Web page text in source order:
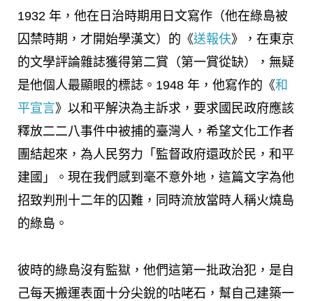
1932 年，他在日治時期用日文寫作（他在綠島被
囚禁時期，才開始學漢文）的《送報伕》，在東京
的文學評論雜誌獲得第二賞（第一賞從缺），無疑
是他個人最顯眼的標誌。1948 年，他寫作的《和
平宣言》以和平解決為主訴求，要求國民政府應該
釋放二二八事件中被捕的臺灣人，希望文化工作者
團結起來，為人民努力「監督政府還政於民，和平
建國」。現在我們感到毫不意外地，這篇文字為他
招致判刑十二年的囚難，同時流放當時人稱火燒島
的綠島。
彼時的綠島沒有監獄，他們這第一批政治犯，是自
己每天搬運表面十分尖銳的咕咾石，幫自己建築一